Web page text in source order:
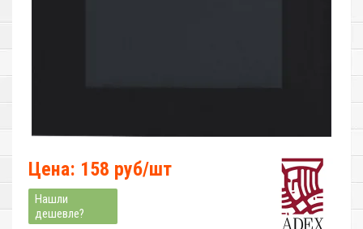
Цена: 158 руб/шт
Нашли
дешевле?